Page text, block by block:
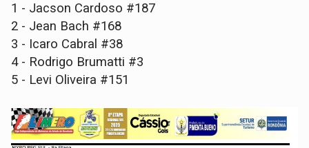
1 - Jacson Cardoso #187
2 - Jean Bach #168
3 - Icaro Cabral #38
4 - Rodrigo Brumatti #3
5 - Levi Oliveira #151